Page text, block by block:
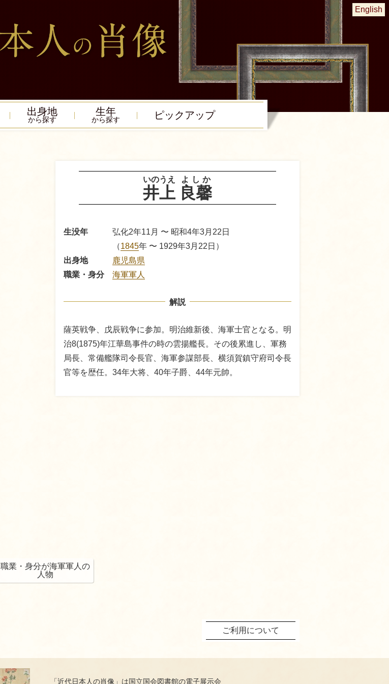
English
出身地
から探す
生年
から探す ピック アップ
井上
いのうえ
良馨
よしか
生没年
弘化2年11月 〜 昭和4年3月22日
（1845年 〜 1929年3月22日）
出身地
鹿児島県
職業・身分
海軍軍人
解説
薩英戦争、戊辰戦争に参加。明治維新後、海軍士官となる。明
治8(1875)年江華島事件の時の雲揚艦長。その後累進し、軍務
局長、常備艦隊司令長官、海軍参謀部長、横須賀鎮守府司令長
官等を歴任。34年大将、40年子爵、44年元帥。
職業・身分が海軍軍人の
人物
ご利用について
「近代日本人の肖像」は国立国会図書館の電子展示会